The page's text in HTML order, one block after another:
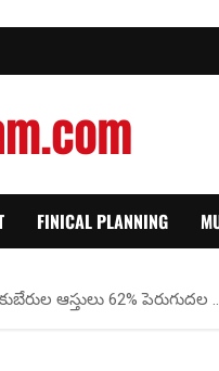
FINICAL PLANNING
ఆస్తులు 62% పెరుగుదల ..